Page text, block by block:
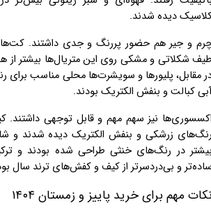
دیده شدند.
و جیر هم حضور پررنگ و جدی داشتند. کت‌ها
شکلاتی و مشکی روی این متریال‌ها بیشتر از
مقابل، پلیورها و سویشرت‌ها محلی مناسب برای
کبالت و بنفش الکتریک بودند.
نیز سهم مهم و قابل توجهی
زرشکی و بنفش الکتریک دیده شدند
در رنگ‌های خنثی طراحی شده بودند و
و بی‌دردسرتر از کیف و کفش‌های ترند سال
مهم برای خرید پاییز و زمستان ۱۴۰۴